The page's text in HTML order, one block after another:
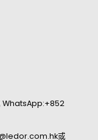
WhatsApp:+852
或